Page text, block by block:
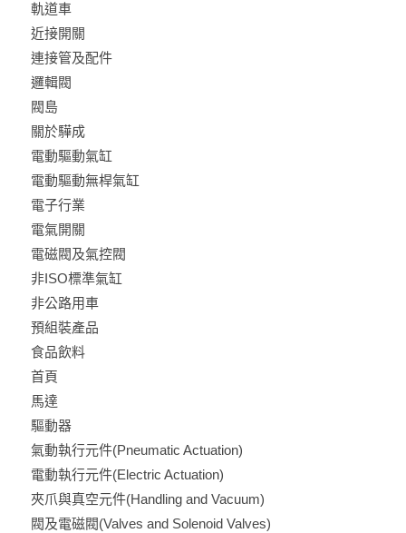
軌道車
近接開關
連接管及配件
邏輯閥
閥島
關於驊成
電動驅動氣缸
電動驅動無桿氣缸
電子行業
電氣開關
電磁閥及氣控閥
非ISO標準氣缸
非公路用車
預組裝產品
食品飲料
首頁
馬達
驅動器
氣動執行元件(Pneumatic Actuation)
電動執行元件(Electric Actuation)
夾爪與真空元件(Handling and Vacuum)
閥及電磁閥(Valves and Solenoid Valves)